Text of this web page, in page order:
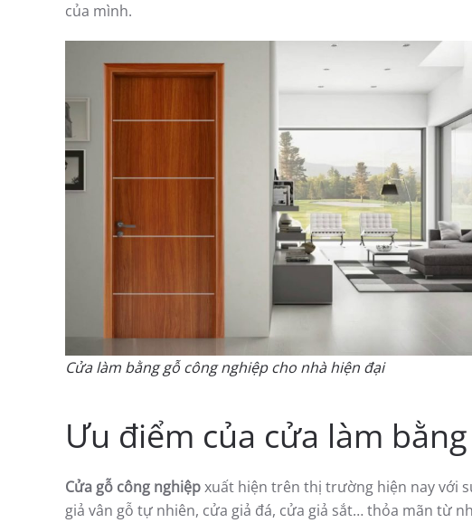
của mình.
Cửa làm bằng gỗ công nghiệp cho nhà hiện đại
Ưu điểm của cửa làm
Cửa gỗ công nghiệpxuất hiện trên thị trường hiện nay với
giả vân gỗ tự nhiên, cửa giả đá, cửa giả sắt… thỏa mãn từ